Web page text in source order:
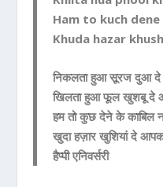
Ham to kuch
Khuda hazar
निकलता हुआ सूरज दुआ
खिलता हुआ फूल खुशबू दे
हम तो कुछ देने के काबिल
खुदा हज़ार खुशियां दे
हैप्पी एनिवर्सरी